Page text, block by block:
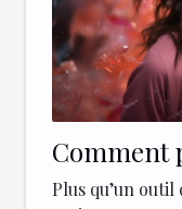
Comment
Plus qu’un